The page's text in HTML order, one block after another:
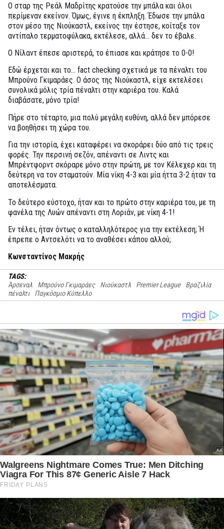
Ο σταρ της Ρεάλ Μαδρίτης κρατούσε την μπάλα και όλοι
περίμεναν εκείνον. Όμως, έγινε η έκπληξη. Έδωσε την μπάλα
στον μέσο της Νιούκαστλ, εκείνος την έστησε, κοίταξε τον
αντίπαλο τερματοφύλακα, εκτέλεσε, αλλά… δεν το έβαλε.
Ο Νίλαντ έπεσε αριστερά, το έπιασε και κράτησε το 0-0!
Εδώ έρχεται και το… fact checking σχετικά με τα πέναλτι του
Μπρούνο Γκιμαράες. Ο άσος της Νιούκαστλ, είχε εκτελέσει
συνολικά μόλις τρία πέναλτι στην καριέρα του. Καλά
διαβάσατε, μόνο τρία!
Πήρε στο τέταρτο, μια πολύ μεγάλη ευθύνη, αλλά δεν μπόρεσε
να βοηθήσει τη χώρα του.
Για την ιστορία, έχει καταφέρει να σκοράρει δύο από τις τρεις
φορές. Την περσινή σεζόν, απέναντι σε Λιντς και
Μπρέντφορντ σκόραρε μόνο στην πρώτη, με τον Κέλεχερ και τη
δεύτερη να τον σταματούν. Μία νίκη 4-3 και μία ήττα 3-2 ήταν τα
αποτελέσματα.
Το δεύτερο εύστοχο, ήταν και το πρώτο στην καριέρα του, με τη
φανέλα της Λυών απέναντι στη Λοριάν, με νίκη 4-1!
Εν τέλει, ήταν όντως ο καταλληλότερος για την εκτέλεση; Ή
έπρεπε ο Αντσελότι να το αναθέσει κάπου αλλού;
Κωνσταντίνος Μακρής
TAGS:
Άρσεναλ
Μπρούνο Γκιμαράες Νιούκαστλ Premier League
Βραζιλία
πέναλτι
Παγκόσμιο Κύπελλο